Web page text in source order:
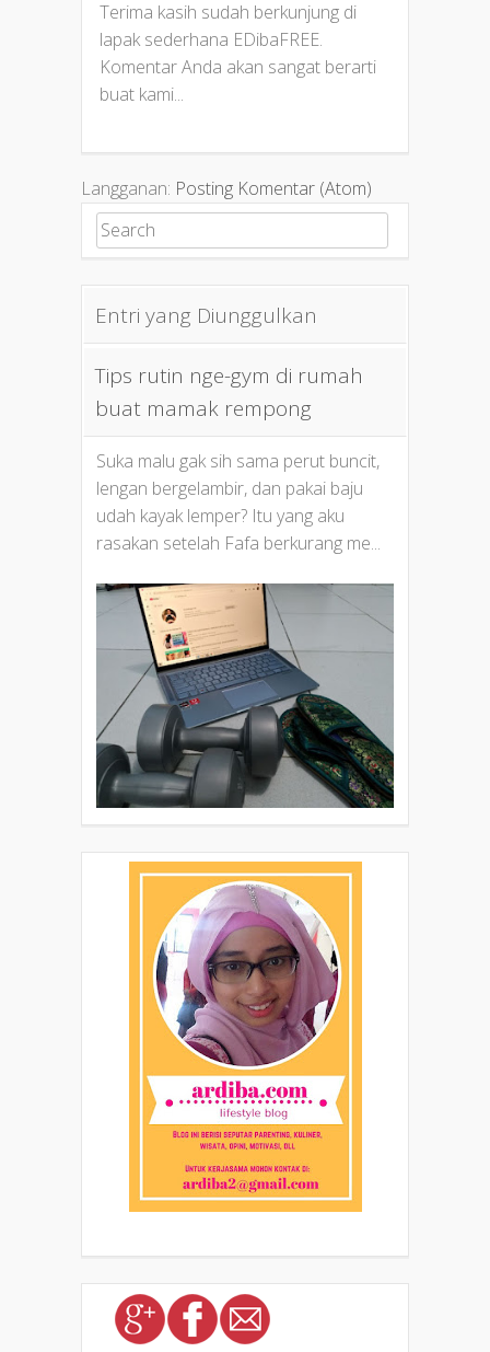
Terima kasih sudah berkunjung di
lapak sederhana EDibaFREE.
Komentar Anda akan sangat berarti
buat kami...
Langganan: Posting Komentar (Atom)
Search for:
Entri yang Diunggulkan
Tips rutin nge-gym di rumah
buat mamak rempong
Suka malu gak sih sama perut buncit,
lengan bergelambir, dan pakai baju
udah kayak lemper? Itu yang aku
rasakan setelah Fafa berkurang me...